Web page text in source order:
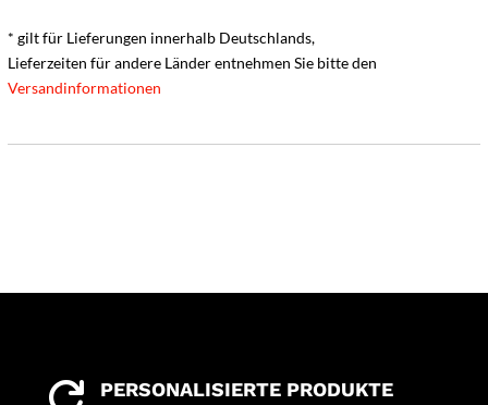
* gilt für Lieferungen innerhalb Deutschlands,
Lieferzeiten für andere Länder entnehmen Sie bitte den
Versandinformationen
 PERSONALISIERTE PRODUKTE